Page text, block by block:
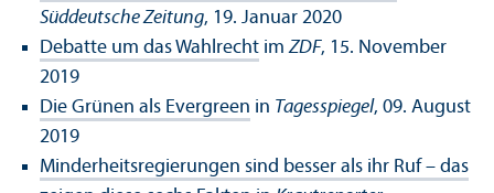
Süddeutsche Zeitung, 19. Januar 2020
Debatte um das Wahlrecht imZDF, 15. November
2019
Die Grünen als Evergreen in Tagesspiegel, 09. August
2019
Minderheitsregierungen sind besser als ihr Ruf – das